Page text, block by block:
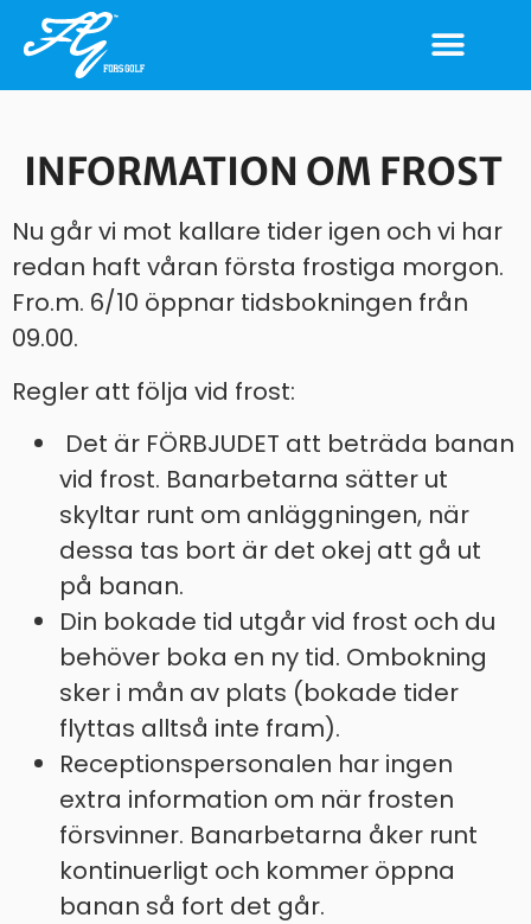
INFORMATION OM FROST
Nu går vi mot kallare tider igen och vi har
redan haft våran första frostiga morgon.
Fro.m. 6/10 öppnar tidsbokningen från
09.00.
Regler att följa vid frost:
Det är FÖRBJUDET att beträda banan
vid frost. Banarbetarna sätter ut
skyltar runt om anläggningen, när
dessa tas bort är det okej att gå ut
på banan.
Din bokade tid utgår vid frost och du
behöver boka en ny tid. Ombokning
sker i mån av plats (bokade tider
flyttas alltså inte fram).
Receptionspersonalen har ingen
extra information om när frosten
försvinner. Banarbetarna åker runt
kontinuerligt och kommer öppna
banan så fort det går.